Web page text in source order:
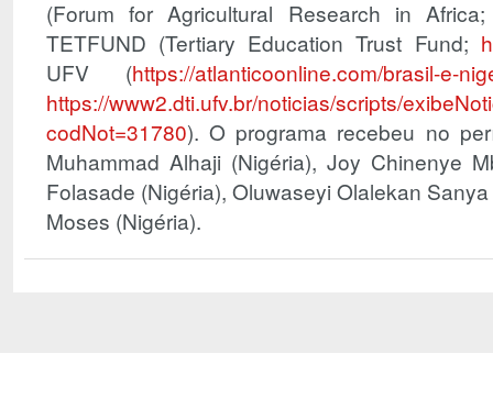
(Forum for Agricultural Research in Africa;
TETFUND (Tertiary Education Trust Fund;
UFV (https://atlanticoonline.com/brasil-e-
https://www2.dti.ufv.br/noticias/scripts/
codNot=31780). O programa recebeu no
Muhammad Alhaji (Nigéria), Joy Chinenye
Folasade (Nigéria), Oluwaseyi Olalekan
Moses (Nigéria).